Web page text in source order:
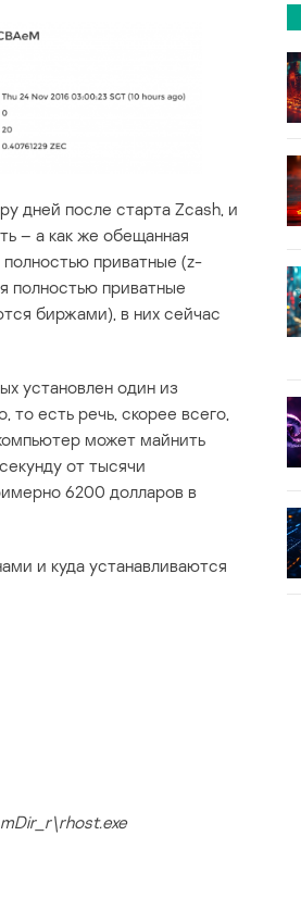
дней после старта Zcash, и
– а как же обещанная
приватные (z-
полностью приватные
биржами), в них сейчас
установлен один из
то есть речь, скорее всего,
может майнить
от тысячи
6200 долларов в
и куда устанавливаются